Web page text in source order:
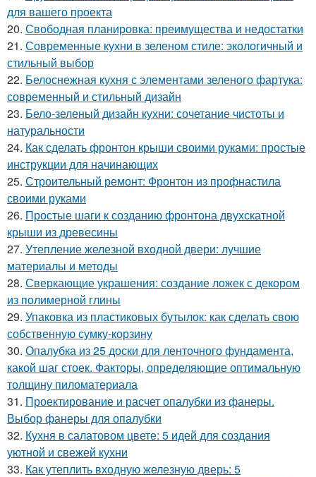
для вашего проекта
20. Свободная планировка: преимущества и недостатки
21. Современные кухни в зеленом стиле: экологичный и
стильный выбор
22. Белоснежная кухня с элементами зеленого фартука:
современный и стильный дизайн
23. Бело-зеленый дизайн кухни: сочетание чистоты и
натуральности
24. Как сделать фронтон крыши своими руками: простые
инструкции для начинающих
25. Строительный ремонт: Фронтон из профнастила
своими руками
26. Простые шаги к созданию фронтона двухскатной
крыши из древесины
27. Утепление железной входной двери: лучшие
материалы и методы
28. Сверкающие украшения: создание ложек с декором
из полимерной глины
29. Упаковка из пластиковых бутылок: как сделать свою
собственную сумку-корзину
30. Опалубка из 25 доски для ленточного фундамента,
какой шаг стоек. Факторы, определяющие оптимальную
толщину пиломатериала
31. Проектирование и расчет опалубки из фанеры.
Выбор фанеры для опалубки
32. Кухня в салатовом цвете: 5 идей для создания
уютной и свежей кухни
33. Как утеплить входную железную дверь: 5